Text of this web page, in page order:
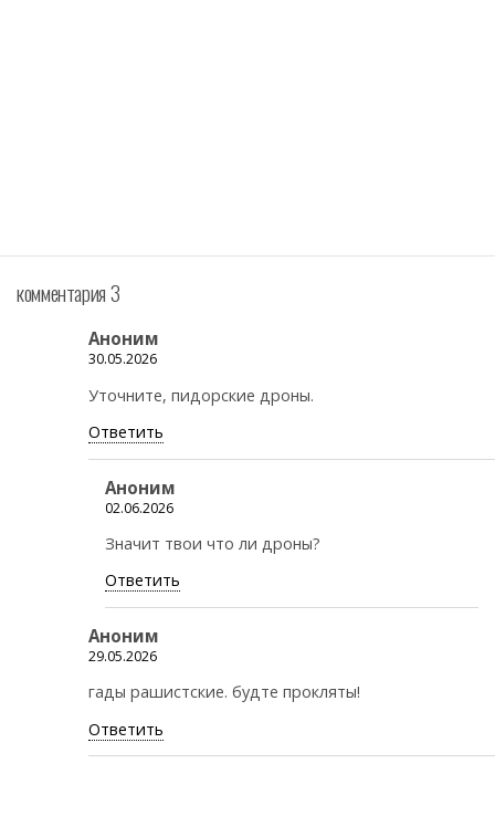
комментария 3
Аноним
30.05.2026
Уточните, пидорские дроны.
Ответить
Аноним
02.06.2026
Значит твои что ли дроны?
Ответить
Аноним
29.05.2026
гады рашистские. будте прокляты!
Ответить